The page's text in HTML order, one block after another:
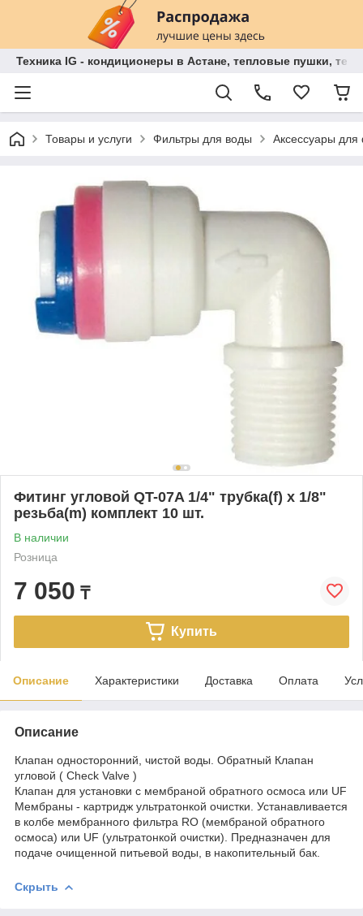
Техника IG - кондиционеры в Астане, тепловые пушки,
Товары и услуги Фильтры для воды Аксессуары для
Фитинг угловой QT-07A 1/4" трубка(f) x 1/8"
резьба(m) комплект 10 шт.
В наличии
Розница
7 050 ₸
Купить
Описание Характеристики Доставка Оплата
Описание
Клапан односторонний, чистой воды. Обратный Клапан
угловой ( Check Valve )
Клапан для установки с мембраной обратного осмоса или UF
Мембраны - картридж ультратонкой очистки. Устанавливается
в колбе мембранного фильтра RO (мембраной обратного
осмоса) или UF (ультратонкой очистки). Предназначен для
подаче очищенной питьевой воды, в накопительный бак.
Скрыть